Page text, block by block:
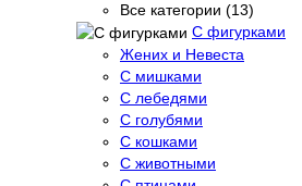
Все категории (13)
С фигурками
Жених и Невеста
С мишками
С лебедями
С голубями
С кошками
С животными